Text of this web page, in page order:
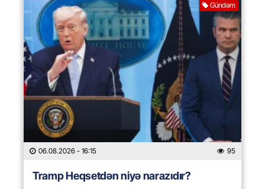
Gündəm
06.08.2026 - 16:15 95
Tramp Heqsetdən niyə narazıdır?